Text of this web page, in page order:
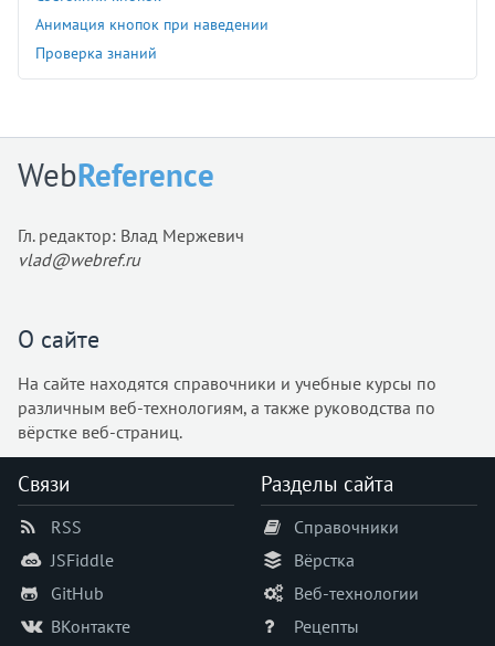
Анимация кнопок при наведении
Проверка знаний
WebReference
Гл. редактор: Влад Мержевич
vlad@webref.ru
О сайте
На сайте находятся справочники и учебные курсы по
различным веб-технологиям, а также руководства по
вёрстке веб-страниц.
Связи
RSS
JSFiddle
GitHub
ВКонтакте
Разделы сайта
Справочники
Вёрстка
Веб-технологии
Рецепты